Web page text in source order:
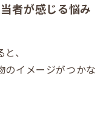
者が感じる悩み
、
のイメージがつかな